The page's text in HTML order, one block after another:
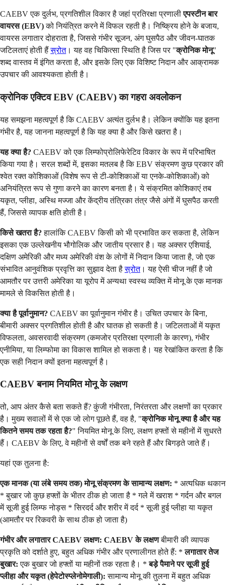
CAEBV एक दुर्लभ, प्रगतिशील विकार है जहां प्रतिरक्षा प्रणालीएपस्टीन बार
वायरस (EBV)को नियंत्रित करने में विफल रहती है। निष्क्रिय होने के बजाय,
वायरस लगातार दोहराता है, जिससे गंभीर सूजन, अंग घुसपैठ और जीवन-घातक
जटिलताएं होती हैंस्रोत। यह वह चिकित्सा स्थिति है जिस पर "क्रोनिक मोनू"
शब्द वास्तव में इंगित करता है, और इसके लिए एक विशिष्ट निदान और आक्रामक
उपचार की आवश्यकता होती है।
क्रोनिक एक्टिव EBV (CAEBV) का गहरा अवलोकन
यह समझना महत्वपूर्ण है कि CAEBV अत्यंत दुर्लभ है। लेकिन क्योंकि यह इतना
गंभीर है, यह जानना महत्वपूर्ण है कि यह क्या है और किसे खतरा है।
यह क्या है? CAEBV को एक लिम्फोप्रोलिफेरेटिव विकार के रूप में परिभाषित
किया गया है। सरल शब्दों में, इसका मतलब है कि EBV संक्रमण कुछ प्रकार की
श्वेत रक्त कोशिकाओं (विशेष रूप से टी-कोशिकाओं या एनके-कोशिकाओं) को
अनियंत्रित रूप से गुणा करने का कारण बनता है। ये संक्रमित कोशिकाएं तब
यकृत, प्लीहा, अस्थि मज्जा और केंद्रीय तंत्रिका तंत्र जैसे अंगों में घुसपैठ करती
हैं, जिससे व्यापक क्षति होती है।
किसे खतरा है? हालांकि CAEBV किसी को भी प्रभावित कर सकता है, लेकिन
इसका एक उल्लेखनीय भौगोलिक और जातीय प्रसार है। यह अक्सर एशियाई,
दक्षिण अमेरिकी और मध्य अमेरिकी वंश के लोगों में निदान किया जाता है, जो एक
संभावित आनुवंशिक प्रवृत्ति का सुझाव देता हैस्रोत। यह ऐसी चीज नहीं है जो
आमतौर पर उत्तरी अमेरिका या यूरोप में अन्यथा स्वस्थ व्यक्ति में मोनू के एक मानक
मामले से विकसित होती है।
क्या है पूर्वानुमान? CAEBV का पूर्वानुमान गंभीर है। उचित उपचार के बिना,
बीमारी अक्सर प्रगतिशील होती है और घातक हो सकती है। जटिलताओं में यकृत
विफलता, अवसरवादी संक्रमण (कमजोर प्रतिरक्षा प्रणाली के कारण), गंभीर
एनीमिया, या लिम्फोमा का विकास शामिल हो सकता है। यह रेखांकित करता है कि
एक सही निदान क्यों इतना महत्वपूर्ण है।
CAEBV बनाम नियमित मोनू के लक्षण
तो, आप अंतर कैसे बता सकते हैं? कुंजी गंभीरता, निरंतरता और लक्षणों का प्रकार
है। मुख्य सवालों में से एक जो लोग पूछते हैं, वह है, "क्रोनिक मोनू क्या है और यह
कितने समय तक रहता है?" नियमित मोनू के लिए, लक्षण हफ्तों से महीनों में सुधरते
हैं। CAEBV के लिए, वे महीनों से वर्षों तक बने रहते हैं और बिगड़ते जाते हैं।
यहां एक तुलना है:
एक मानक (या लंबे समय तक) मोनू संक्रमण के सामान्य लक्षण: * अत्यधिक थकान
* बुखार जो कुछ हफ्तों के भीतर ठीक हो जाता है * गले में खराश * गर्दन और बगल
में सूजी हुई लिम्फ नोड्स * सिरदर्द और शरीर में दर्द * सूजी हुई प्लीहा या यकृत
(आमतौर पर रिकवरी के साथ ठीक हो जाता है)
गंभीर और लगातार CAEBV लक्षण: CAEBV के लक्षणबीमारी की व्यापक
प्रकृति को दर्शाते हुए, बहुत अधिक गंभीर और प्रणालीगत होते हैं: *लगातार तेज
बुखार: एक बुखार जो हफ्तों या महीनों तक रहता है। *बड़े पैमाने पर सूजी हुई
प्लीहा और यकृत (हेपेटोस्प्लेनोमेगाली): सामान्य मोनू की तुलना में बहुत अधिक